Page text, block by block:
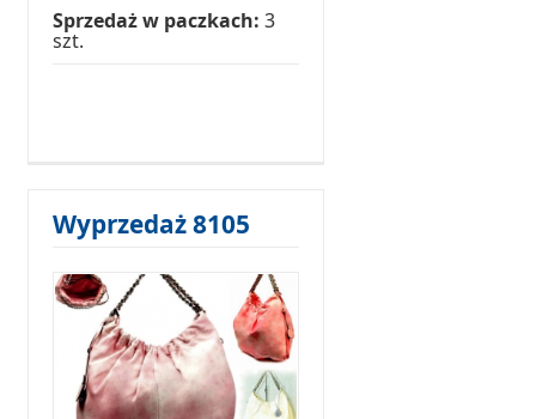
Sprzedaż w paczkach:3
szt.
Wyprzedaż 8105